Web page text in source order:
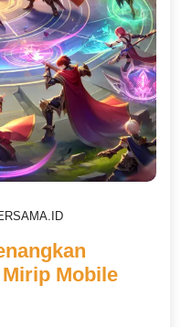
Mobile